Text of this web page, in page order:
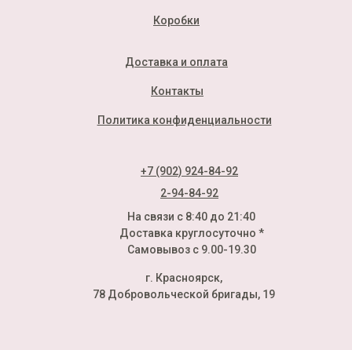
Коробки
На связи с 8:40 до 21:40
Доставка круглосуточно *
Самовывоз с 9.00-19.30
г. Красноярск,
78 Добровольческой бригады, 19
Политика конфиденциальности
Доставка и оплата
Контакты
+7 (902) 924-84-92
2-94-84-92